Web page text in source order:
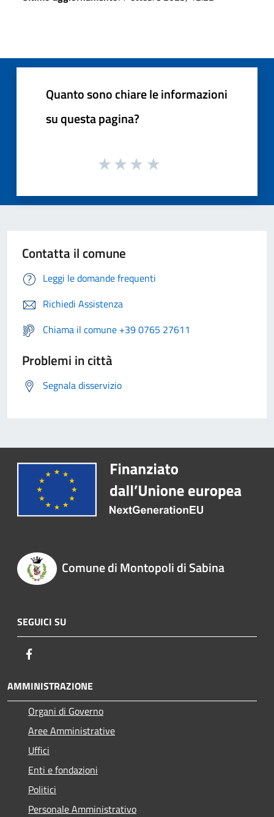
Quanto sono chiare le informazioni
su questa pagina?
Contatta il comune
Leggi le domande frequenti
Richiedi Assistenza
Chiama il comune +39 0765 27611
Problemi in città
Segnala disservizio
Comune di Montopoli di Sabina
SEGUICI SU
AMMINISTRAZIONE
Organi di Governo
Aree Amministrative
Uffici
Enti e fondazioni
Politici
Personale Amministrativo